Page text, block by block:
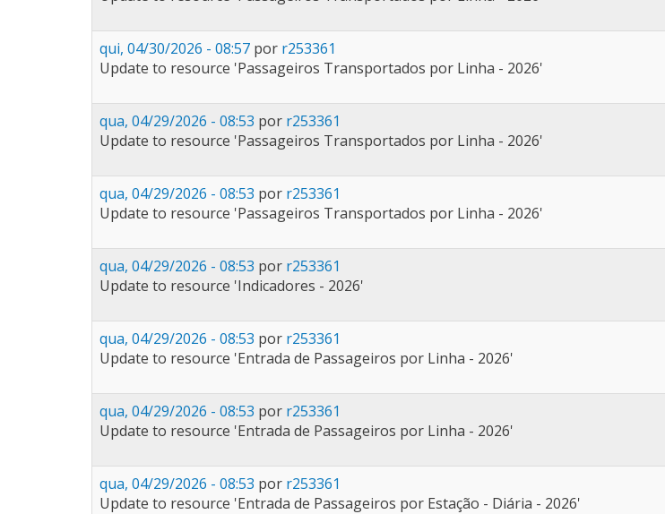
qui, 04/30/2026 - 08:57 por r253361
Update to resource 'Passageiros Transportados por Linha - 2026'
qua, 04/29/2026 - 08:53 por r253361
Update to resource 'Passageiros Transportados por Linha - 2026'
qua, 04/29/2026 - 08:53 por r253361
Update to resource 'Passageiros Transportados por Linha - 2026'
qua, 04/29/2026 - 08:53 por r253361
Update to resource 'Indicadores - 2026'
qua, 04/29/2026 - 08:53 por r253361
Update to resource 'Entrada de Passageiros por Linha - 2026'
qua, 04/29/2026 - 08:53 por r253361
Update to resource 'Entrada de Passageiros por Linha - 2026'
qua, 04/29/2026 - 08:53 por r253361
Update to resource 'Entrada de Passageiros por Estação - Diária - 2026'